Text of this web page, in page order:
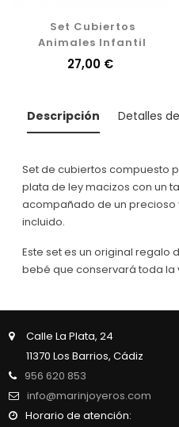
Set Cubiertos
Animales Infantil
Precio
27,00 €
Descripción Detalles
Set de cubiertos compuesto
plata de ley macizos con un
acompañado de un precioso
incluido.
Este set es un original regalo
bebé que conservará toda la
Calle La Plata, 24
11370 Los Barrios, Cádiz
956 620 853
info@marinjoyeros.com
Horario de atención: